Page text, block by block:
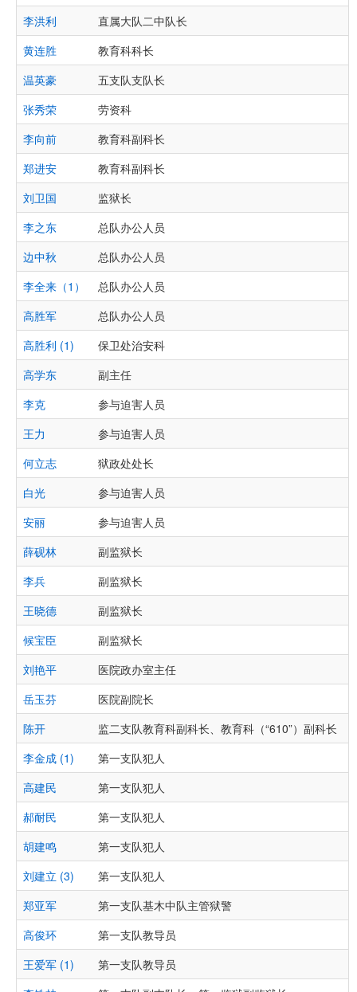
李洪利
直属大队二中队长
黄连胜
教育科科长
温英豪
五支队支队长
张秀荣
劳资科
李向前
教育科副科长
郑进安
教育科副科长
刘卫国
监狱长
李之东
总队办公人员
边中秋
总队办公人员
李全来（1）
总队办公人员
高胜军
总队办公人员
高胜利 (1)
保卫处治安科
高学东
副主任
李克
参与迫害人员
王力
参与迫害人员
何立志
狱政处处长
白光
参与迫害人员
安丽
参与迫害人员
薛砚林
副监狱长
李兵
副监狱长
王晓德
副监狱长
候宝臣
副监狱长
刘艳平
医院政办室主任
岳玉芬
医院副院长
陈开
监二支队教育科副科长、教育科（“610”）副科长
李金成 (1)
第一支队犯人
高建民
第一支队犯人
郝耐民
第一支队犯人
胡建鸣
第一支队犯人
刘建立 (3)
第一支队犯人
郑亚军
第一支队基木中队主管狱警
高俊环
第一支队教导员
王爱军 (1)
第一支队教导员